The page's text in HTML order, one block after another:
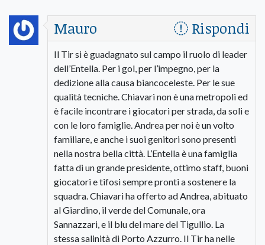
Mauro
Rispondi
Il Tir si è guadagnato sul campo il ruolo di leader
dell’Entella. Per i gol, per l’impegno, per la
dedizione alla causa biancoceleste. Per le sue
qualità tecniche. Chiavari non è una metropoli ed
è facile incontrare i giocatori per strada, da soli e
con le loro famiglie. Andrea per noi è un volto
familiare, e anche i suoi genitori sono presenti
nella nostra bella città. L’Entella è una famiglia
fatta di un grande presidente, ottimo staff, buoni
giocatori e tifosi sempre pronti a sostenere la
squadra. Chiavari ha offerto ad Andrea, abituato
al Giardino, il verde del Comunale, ora
Sannazzari, e il blu del mare del Tigullio. La
stessa salinità di Porto Azzurro. Il Tir ha nelle